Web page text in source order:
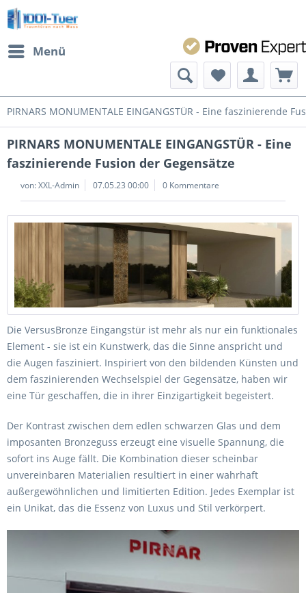
Menü
PIRNARS MONUMENTALE EINGANGSTÜR - Eine faszinierende
PIRNARS MONUMENTALE EINGANGSTÜR - Eine
faszinierende Fusion der Gegensätze
von:XXL-Admin 07.05.23 00:00 0 Kommentare
Die VersusBronze Eingangstür ist mehr als nur ein funktionales
Element - sie ist ein Kunstwerk, das die Sinne anspricht und
die Augen fasziniert. Inspiriert von den bildenden Künsten und
dem faszinierenden Wechselspiel der Gegensätze, haben wir
eine Tür geschaffen, die in ihrer Einzigartigkeit begeistert.
Der Kontrast zwischen dem edlen schwarzen Glas und dem
imposanten Bronzeguss erzeugt eine visuelle Spannung, die
sofort ins Auge fällt. Die Kombination dieser scheinbar
unvereinbaren Materialien resultiert in einer wahrhaft
außergewöhnlichen und limitierten Edition. Jedes Exemplar ist
ein Unikat, das die Essenz von Luxus und Stil verkörpert.